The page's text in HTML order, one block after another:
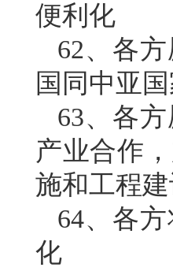
便利化
62、各
国同中亚
63、各
产业合作
施和工程
64、各
化